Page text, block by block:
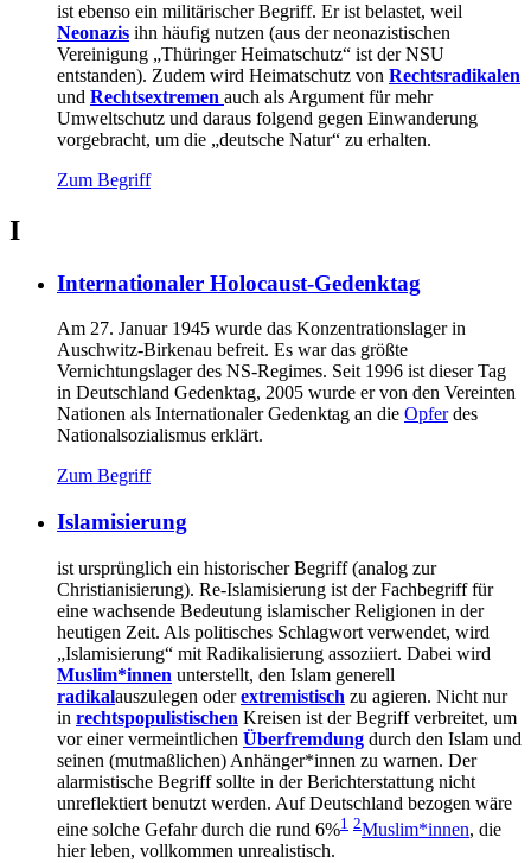
ist ebenso ein militärischer Begriff. Er ist belastet, weil
Neonazis ihn häufig nutzen (aus der neonazistischen
Vereinigung „Thüringer Heimatschutz“ ist der NSU
entstanden). Zudem wird Heimatschutz von Rechtsradikalen
und Rechtsextremen auch als Argument für mehr
Umweltschutz und daraus folgend gegen Einwanderung
vorgebracht, um die „deutsche Natur“ zu erhalten.
Zum Begriff
I
Internationaler Holocaust-Gedenktag
Am 27. Januar 1945 wurde das Konzentrationslager in
Auschwitz-Birkenau befreit. Es war das größte
Vernichtungslager des NS-Regimes. Seit 1996 ist dieser Tag
in Deutschland Gedenktag, 2005 wurde er von den Vereinten
Nationen als Internationaler Gedenktag an die Opferdes
Nationalsozialismus erklärt.
Zum Begriff
Islamisierung
ist ursprünglich ein historischer Begriff (analog zur
Christianisierung). Re-Islamisierung ist der Fachbegriff für
eine wachsende Bedeutung islamischer Religionen in der
heutigen Zeit. Als politisches Schlagwort verwendet, wird
„Islamisierung“ mit Radikalisierung assoziiert. Dabei wird
Muslim*innen unterstellt, den Islam generell
radikalauszulegen oderextremistisch zu agieren. Nicht nur
in rechtspopulistischen Kreisen ist der Begriff verbreitet, um
vor einer vermeintlichen Überfremdung durch den Islam und
seinen (mutmaßlichen) Anhänger*innen zu warnen. Der
alarmistische Begriff sollte in der Berichterstattung nicht
unreflektiert benutzt werden. Auf Deutschland bezogen wäre
eine solche Gefahr durch die rund 6%1 2Muslim*innen, die
hier leben, vollkommen unrealistisch.